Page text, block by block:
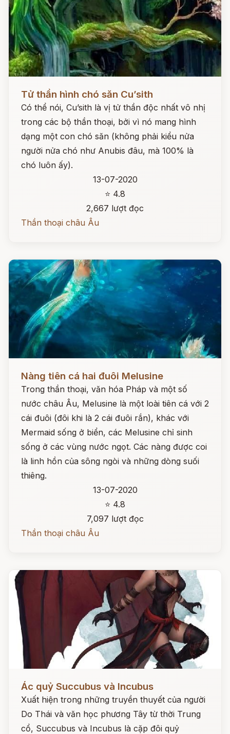
Tử thần hình chó săn Cu’sith
Có thể nói, Cu’sith là vị tử thần độc nhất vô nhị
trong các bộ thần thoại, bởi vì nó mang hình
dạng một con chó săn (không phải kiểu nửa
người nửa chó như Anubis đâu, mà 100% là
chó luôn ấy).
13-07-2020
⭐ 4.8
2,667 lượt đọc
Thần thoại châu Âu
Nàng tiên cá hai đuôi Melusine
Trong thần thoại, văn hóa Pháp và một số
nước châu Âu, Melusine là một loài tiên cá với 2
cái đuôi (đôi khi là 2 cái đuôi rắn), khác với
Mermaid sống ở biển, các Melusine chỉ sinh
sống ở các vùng nước ngọt. Các nàng được coi
là linh hồn của sông ngòi và những dòng suối
thiêng.
13-07-2020
⭐ 4.8
7,097 lượt đọc
Thần thoại châu Âu
Đọc ngay
Ác quỷ Succubus và Incubus
Xuất hiện trong những truyền thuyết của người
Do Thái và văn học phương Tây từ thời Trung
cổ, Succubus và Incubus là cặp đôi quỷ